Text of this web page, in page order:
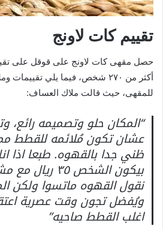
تقييم كات لاونج
أكثر من ٢٧٠ شخص، فيما يلي
للمقهى، حيث قالت ملاك العساف:
“المكان حلو وتصميمه رائع،
عشان تكون مُلائمه للقطط
ظني جدا بالقهوه. طبعا اذا
بيكون الشخص ٣٥
نقول القهوه ماتسوا ولكن
ويُفضل تجون وقت عصرية
اغلب القطط صاحيه”